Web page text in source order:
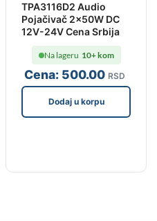
TPA3116D2 Audio
Pojačivač 2x50W DC
12V-24V Cena Srbija
Cena: 500.00 RSD
Na lageru 10+ kom
Dodaj u korpu